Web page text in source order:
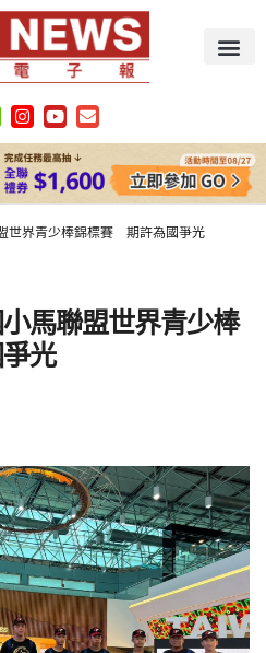
世界青少棒錦標賽 期許為國爭光
馬聯盟世界青少棒
光